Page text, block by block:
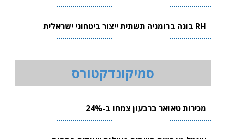
RH בונה ברומניה תשתית ייצור ביטחוני ישראלית
סמיקונדקטורס
מכירות טאואר ברבעון צמחו ב-24%